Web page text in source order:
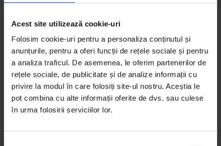
Acest site utilizează cookie-uri
Folosim cookie-uri pentru a personaliza conținutul și
anunțurile, pentru a oferi funcții de rețele sociale și pentru
a analiza traficul. De asemenea, le oferim partenerilor de
rețele sociale, de publicitate și de analize informații cu
privire la modul în care folosiți site-ul nostru. Aceștia le
pot combina cu alte informații oferite de dvs. sau culese
în urma folosirii serviciilor lor.
Medicina modernă preia conceptul abia la sfârșitul
anilor 1950, când chirurgul american
observă că pacienții care-i mureau după operații
aveau colonul foarte inflamat. El bănuiește că
antibioticele le-au distrus flora intestinală și roagă un
rezident să-i aducă fecale de la maternitatea de
peste drum. Alege femeile însărcinate pentru că sunt
tinere, sănătoase și evită medicamentele, deci ar
trebui să aibă o floră intestinală echilibrată. Cu
pacienți, iar întâmplarea face vâlvă la conferințele